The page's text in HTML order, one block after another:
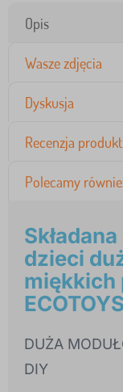
Opis
Wasze zdjęcia
Dyskusja
Recenzja
Polecamy
dzieci
miękkich
ECOTOYS
DUŻA
DIY